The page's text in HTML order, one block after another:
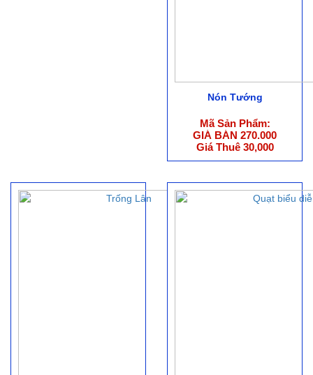
Nón Tướng
Mã Sản Phẩm:
GIÁ BÁN 270.000
Giá Thuê 30,000